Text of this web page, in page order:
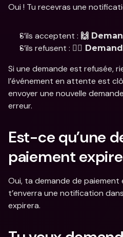
Oui ! Tu recevras une
S’ils acceptent : 🙌
S’ils refusent : 🙅‍♀️
Si une demande est refusée,
l’événement en attente est
envoyer une nouvelle
erreur.
Est-ce qu’une
paiement
Oui, ta demande de paiement
t’enverra une notification
expirera.